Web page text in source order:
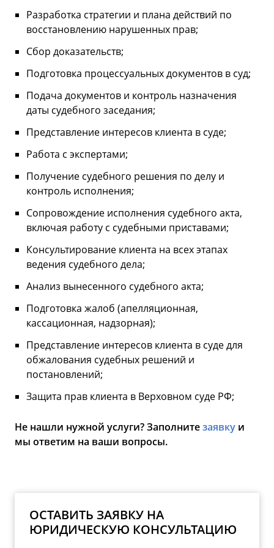
Разработка стратегии и плана действий по
восстановлению нарушенных прав;
Сбор доказательств;
Подготовка процессуальных документов в суд;
Подача документов и контроль назначения
даты судебного заседания;
Представление интересов клиента в суде;
Работа с экспертами;
Получение судебного решения по делу и
контроль исполнения;
Сопровождение исполнения судебного акта,
включая работу с судебными приставами;
Консультирование клиента на всех этапах
ведения судебного дела;
Анализ вынесенного судебного акта;
Подготовка жалоб (апелляционная,
кассационная, надзорная);
Представление интересов клиента в суде для
обжалования судебных решений и
постановлений;
Защита прав клиента в Верховном суде РФ;
Не нашли нужной услуги? Заполнитезаявку и
мы ответим на ваши вопросы.
ОСТАВИТЬ ЗАЯВКУ НА
ЮРИДИЧЕСКУЮ КОНСУЛЬТАЦИЮ